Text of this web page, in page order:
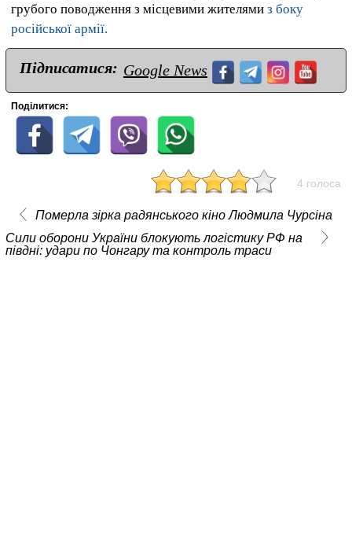
грубого поводження з місцевими жителями з боку
російської армії.
Підписатися: Google News
Поділитися:
4 голоса
Померла зірка радянського кіно Людмила Чурсіна
Сили оборони України блокують логістику РФ на
півдні: удари по Чонгару та контроль траси